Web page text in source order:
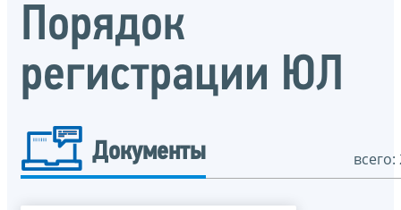
Порядок
регистрации ЮЛ
Документы всего: